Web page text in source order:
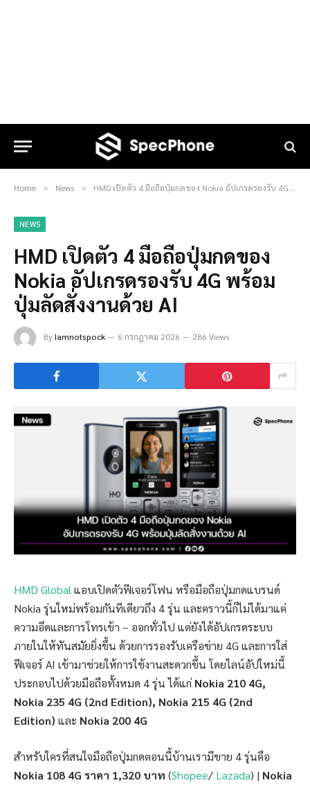
Home » News » HMD เปิดตัว 4 มือถือปุ่มกดของ Nokia อัปเกรดรองรับ 4G พร้อมปุ่มลัดสั่งงานด้วย AI
NEWS
HMD เปิดตัว 4 มือถือปุ่มกดของ
Nokia อัปเกรดรองรับ 4G พร้อม
ปุ่มลัดสั่งงานด้วย AI
ByIamnotspock 6 กรกฎาคม 2026 286 Views
HMD Global แอบเปิดตัวฟีเจอร์โฟน หรือมือถือปุ่มกดแบรนด์
Nokia รุ่นใหม่พร้อมกันทีเดียวถึง 4 รุ่น และคราวนี้ก็ไม่ได้มาแค่
ความอึดและการโทรเข้า – ออกทั่วไป แต่ยังได้อัปเกรดระบบ
ภายในให้ทันสมัยยิ่งขึ้น ด้วยการรองรับเครือข่าย 4G และการใส่
ฟีเจอร์ AI เข้ามาช่วยให้การใช้งานสะดวกขึ้น โดยไลน์อัปใหม่นี้
ประกอบไปด้วยมือถือทั้งหมด 4 รุ่น ได้แก่ Nokia 210 4G,
Nokia 235 4G (2nd Edition), Nokia 215 4G (2nd
Edition) และ Nokia 200 4G
สำหรับใครที่สนใจมือถือปุ่มกดตอนนี้บ้านเรามีขาย 4 รุ่นคือ
Nokia 108 4G ราคา 1,320 บาท (Shopee/ Lazada) | Nokia